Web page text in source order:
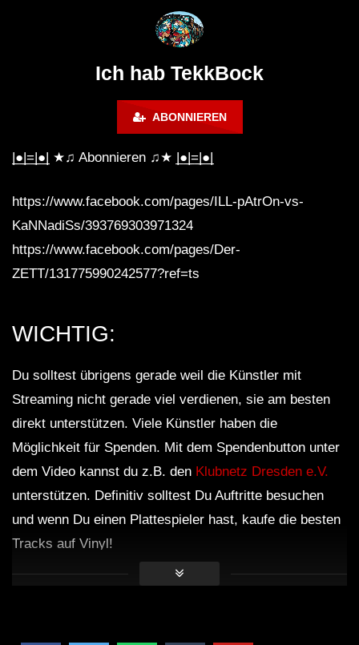
Ich hab TekkBock
ABONNIEREN
|̲̅̅●̲̅̅|̲̅̅=̲̅̅|̲̅̅●̲̅̅| ★♫ Abonnieren ♫★ |̲̅̅●̲̅̅|̲̅̅=̲̅̅|̲̅̅●̲̅̅|
https://www.facebook.com/pages/ILL-pAtrOn-vs-
KaNNadiSs/393769303971324
https://www.facebook.com/pages/Der-
ZETT/131775990242577?ref=ts
WICHTIG:
Du solltest übrigens gerade weil die Künstler mit
Streaming nicht gerade viel verdienen, sie am besten
direkt unterstützen. Viele Künstler haben die
Möglichkeit für Spenden. Mit dem Spendenbutton unter
dem Video kannst du z.B. den Klubnetz Dresden e.V.
unterstützen. Definitiv solltest Du Auftritte besuchen
und wenn Du einen Plattespieler hast, kaufe die besten
Tracks auf Vinyl!